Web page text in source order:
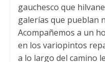
gauchesco que
galerías que pueblan
Acompañemos a un
en los variopintos
a lo largo del camino